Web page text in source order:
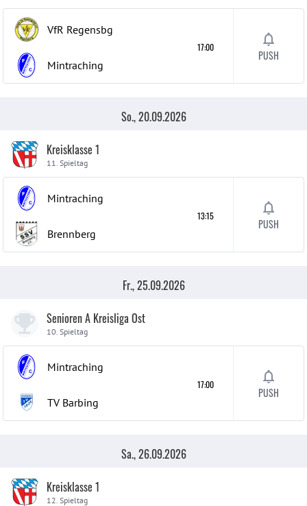
VfR Regensbg
Mintraching
17:00
PUSH
So., 20.09.2026
Kreisklasse 1
11. Spieltag
Mintraching
Brennberg
13:15
PUSH
Fr., 25.09.2026
Senioren A Kreisliga Ost
10. Spieltag
Mintraching
TV Barbing
17:00
PUSH
Sa., 26.09.2026
Kreisklasse 1
12. Spieltag